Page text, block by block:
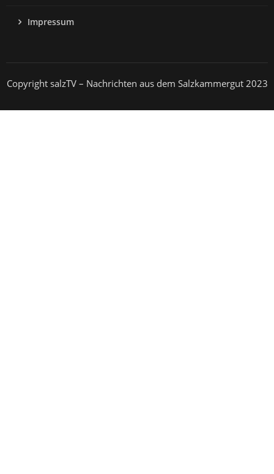
Impressum
Copyright salzTV – Nachrichten aus dem Salzkammergut 2023